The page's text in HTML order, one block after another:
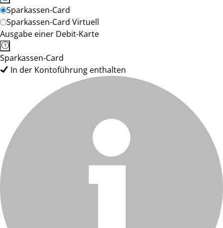
Sparkassen-Card
Sparkassen-Card Virtuell
Ausgabe einer Debit-Karte
Sparkassen-Card
In der Kontoführung enthalten